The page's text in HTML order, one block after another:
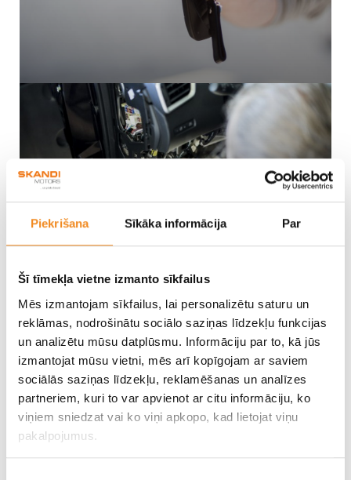
Piekrišana Sīkāka informācija Par
Šī tīmekļa vietne izmanto sīkfailus
Mēs izmantojam sīkfailus, lai personalizētu saturu un
reklāmas, nodrošinātu sociālo saziņas līdzekļu funkcijas
un analizētu mūsu datplūsmu. Informāciju par to, kā jūs
izmantojat mūsu vietni, mēs arī kopīgojam ar saviem
sociālās saziņas līdzekļu, reklamēšanas un analīzes
partneriem, kuri to var apvienot ar citu informāciju, ko
viņiem sniedzat vai ko viņi apkopo, kad lietojat viņu
pakalpojumus.
+ 7 Фото